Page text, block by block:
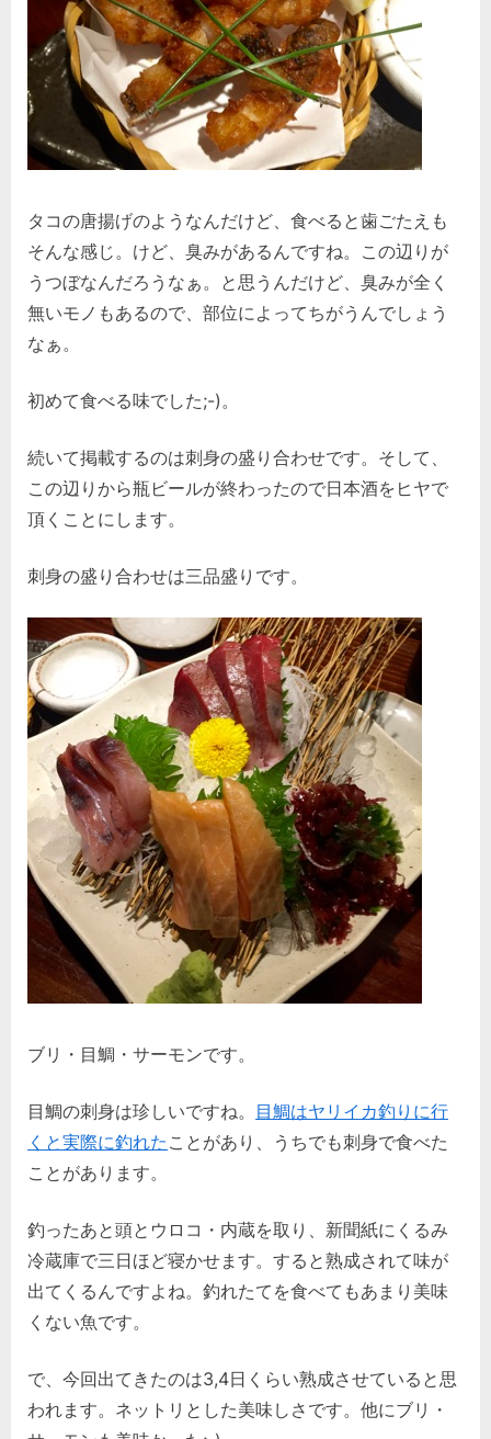
タコの唐揚げのようなんだけど、食べると歯ごたえも
そんな感じ。けど、臭みがあるんですね。この辺りが
うつぼなんだろうなぁ。と思うんだけど、臭みが全く
無いモノもあるので、部位によってちがうんでしょう
なぁ。
初めて食べる味でした;-)。
続いて掲載するのは刺身の盛り合わせです。そして、
この辺りから瓶ビールが終わったので日本酒をヒヤで
頂くことにします。
刺身の盛り合わせは三品盛りです。
ブリ・目鯛・サーモンです。
目鯛の刺身は珍しいですね。 目鯛はヤリイカ釣りに行
くと実際に釣れた ことがあり、うちでも刺身で食べた
ことがあります。
釣ったあと頭とウロコ・内蔵を取り、新聞紙にくるみ
冷蔵庫で三日ほど寝かせます。すると熟成されて味が
出てくるんですよね。釣れたてを食べてもあまり美味
くない魚です。
で、今回出てきたのは3,4日くらい熟成させていると思
われます。ネットリとした美味しさです。他にブリ・